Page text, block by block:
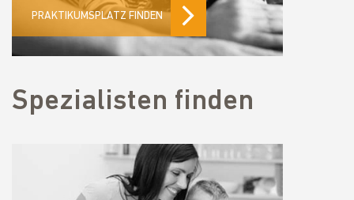
PRAKTIKUMSPLATZ FINDEN
Spezialisten finden